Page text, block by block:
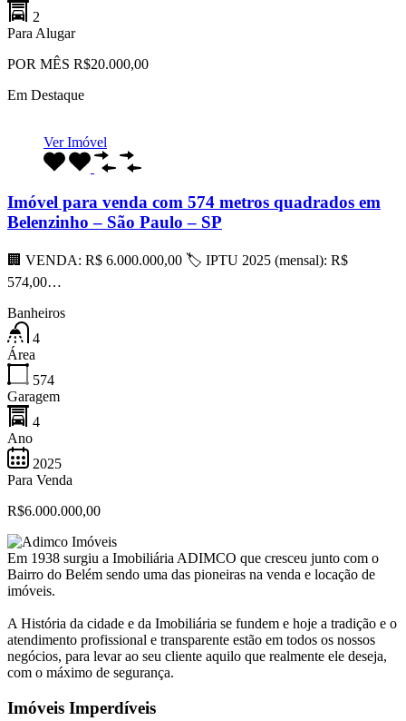
2
Para Alugar
POR MÊS R$20.000,00
Em Destaque
Ver Imóvel
Imóvel para venda com 574 metros quadrados em
Belenzinho – São Paulo – SP
🏢 VENDA: R$ 6.000.000,00 🏷 IPTU 2025 (mensal): R$
574,00…
Banheiros
4
Área
574
Garagem
4
Ano
2025
Para Venda
R$6.000.000,00
Em 1938 surgiu a Imobiliária ADIMCO que cresceu junto com o
Bairro do Belém sendo uma das pioneiras na venda e locação de
imóveis.
A História da cidade e da Imobiliária se fundem e hoje a tradição e o
atendimento profissional e transparente estão em todos os nossos
negócios, para levar ao seu cliente aquilo que realmente ele deseja,
com o máximo de segurança.
Imóveis Imperdíveis